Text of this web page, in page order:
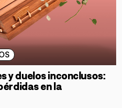
y duelos inconclusos:
en la